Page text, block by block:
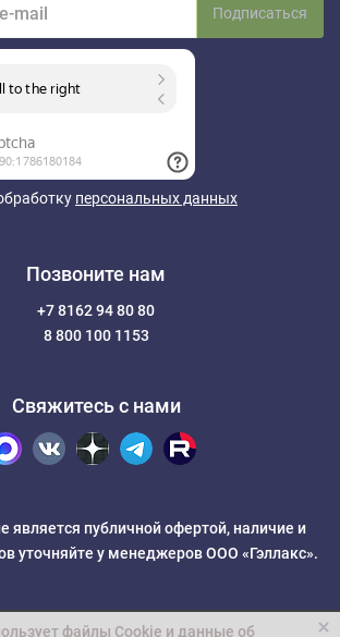
Подписаться
персональных данных
Позвоните нам
+7 8162 94 80 80
8 800 100 1153
Свяжитесь с нами
является публичной офертой, наличие и
уточняйте у менеджеров ООО «Гэллакс».
файлы Cookie и данные об